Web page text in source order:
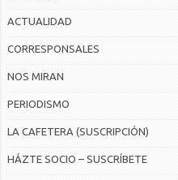
ACTUALIDAD
CORRESPONSALES
NOS MIRAN
PERIODISMO
LA CAFETERA (SUSCRIPCIÓN)
HÁZTE SOCIO – SUSCRÍBETE